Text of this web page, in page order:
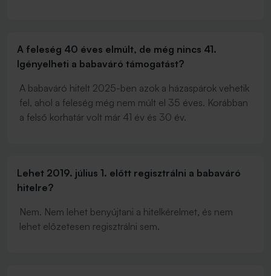
A feleség 40 éves elmúlt, de még nincs 41.
Igényelheti a babaváró támogatást?
A babaváró hitelt 2025-ben azok a házaspárok vehetik
fel, ahol a feleség még nem múlt el 35 éves. Korábban
a felső korhatár volt már 41 év és 30 év.
Lehet 2019. július 1. előtt regisztrálni a babaváró
hitelre?
Nem. Nem lehet benyújtani a hitelkérelmet, és nem
lehet előzetesen regisztrálni sem.